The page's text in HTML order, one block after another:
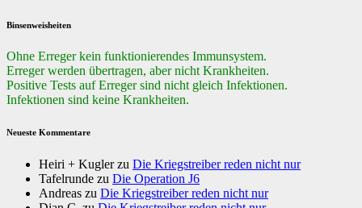
Binsenweisheiten
Ohne Erreger kein funktionierendes Immunsystem.
Erreger werden übertragen, aber nicht Krankheiten.
Positive Tests auf Erreger sind nicht gleich Infektionen.
Infektionen sind keine Krankheiten.
Neueste Kommentare
Heiri + Kuglerzu Die Kriegstreiber reden nicht nur
Tafelrunde zu Die Operation J6
Andreas zu Die Kriegstreiber reden nicht nur